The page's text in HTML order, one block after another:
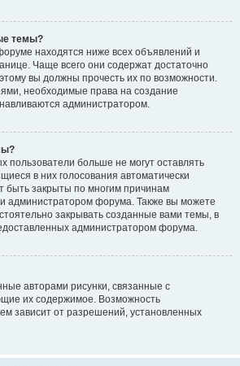
темы?
находятся ниже всех объявлений и
Чаще всего они содержат достаточно
вы должны прочесть их по возможности.
необходимые права на создание
администратором.
пользователи больше не могут оставлять
в них голосования автоматически
быть закрыты по многим причинам
администратором форума. Также вы можете
закрывать созданные вами темы, в
администратором форума.
авторами рисунки, связанные с
их содержимое. Возможность
зависит от разрешений, установленных